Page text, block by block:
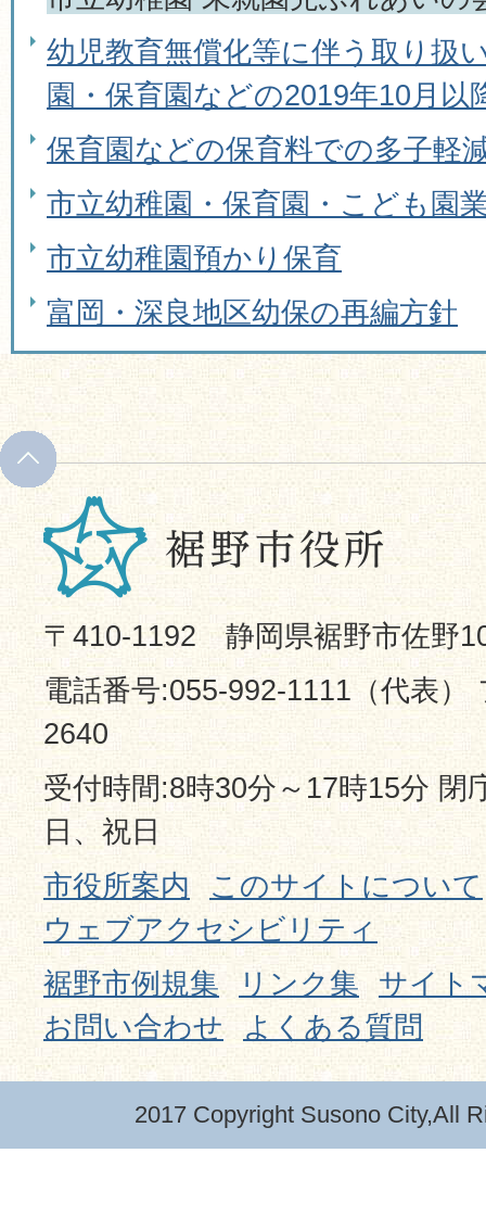
幼児教育無償化等に伴う取り扱
園・保育園などの2019年10月以
保育園などの保育料での多子軽
市立幼稚園・保育園・こども園
市立幼稚園預かり保育
富岡・深良地区幼保の再編方針
〒410-1192 静岡県裾野市佐野
電話番号:055-992-1111（代表）
2640
受付時間:8時30分～17時15分 閉
日、祝日
市役所案内
このサイトについて
ウェブアクセシビリティ
裾野市例規集
リンク集
サイト
お問い合わせ
よくある質問
2017 Copyright Susono City,All